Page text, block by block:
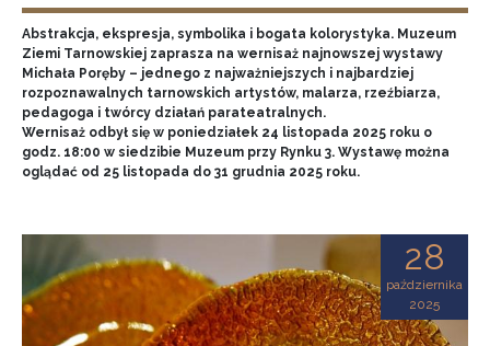
Abstrakcja, ekspresja, symbolika i bogata kolorystyka. Muzeum
Ziemi Tarnowskiej zaprasza na wernisaż najnowszej wystawy
Michała Poręby – jednego z najważniejszych i najbardziej
rozpoznawalnych tarnowskich artystów, malarza, rzeźbiarza,
pedagoga i twórcy działań parateatralnych.
Wernisaż odbył się w poniedziałek 24 listopada 2025 roku o
godz. 18:00 w siedzibie Muzeum przy Rynku 3. Wystawę można
oglądać od 25 listopada do 31 grudnia 2025 roku.
28
października
2025